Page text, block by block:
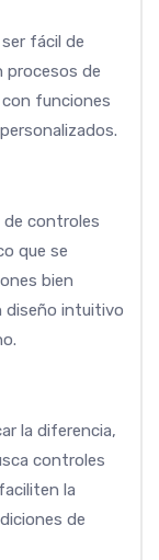
fácil de
procesos de
funciones
de controles
que se
bien
diseño intuitivo
la diferencia,
controles
la
de